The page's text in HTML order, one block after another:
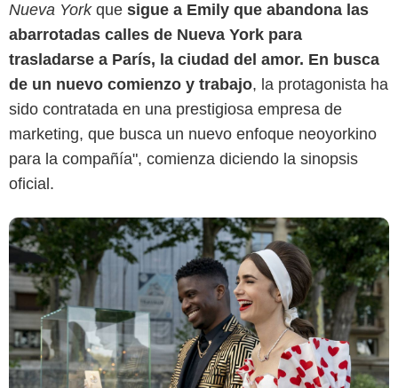
Nueva Yorkque sigue a Emily que abandona las
abarrotadas calles de Nueva York para
trasladarse a París, la ciudad del amor. En busca
de un nuevo comienzo y trabajo, la protagonista ha
sido contratada en una prestigiosa empresa de
marketing, que busca un nuevo enfoque neoyorkino
para la compañía", comienza diciendo la sinopsis
oficial.